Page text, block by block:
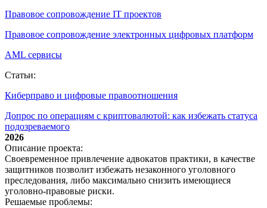
Правовое сопровождение IT проектов
Правовое сопровождение электронных цифровых платформ
AML сервисы
Статьи:
Киберправо и цифровые правоотношения
Допрос по операциям с криптовалютой: как избежать статуса
подозреваемого
2026
Описание проекта:
Своевременное привлечение адвокатов практики, в качестве
защитников позволит избежать незаконного уголовного
преследования, либо максимально снизить имеющиеся
уголовно-правовые риски.
Решаемые проблемы: